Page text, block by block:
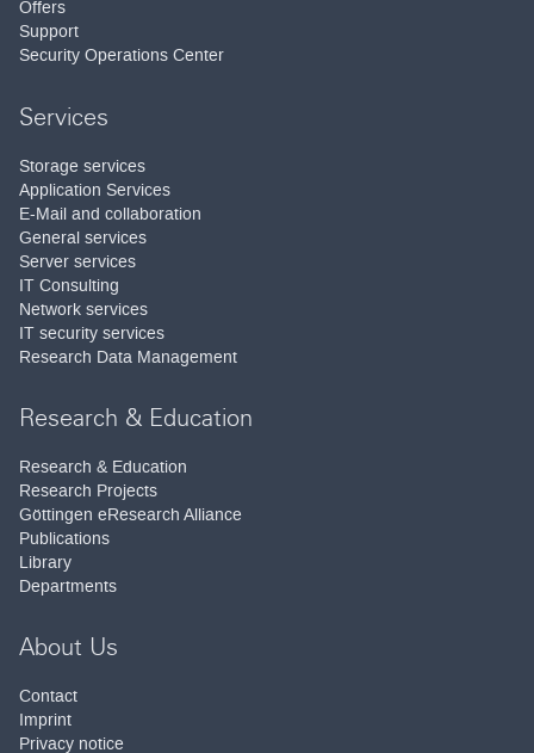
Offers
Support
Security Operations Center
Services
Storage services
Application Services
E-Mail and collaboration
General services
Server services
IT Consulting
Network services
IT security services
Research Data Management
Research & Education
Research & Education
Research Projects
Göttingen eResearch Alliance
Publications
Library
Departments
About Us
Contact
Imprint
Privacy notice